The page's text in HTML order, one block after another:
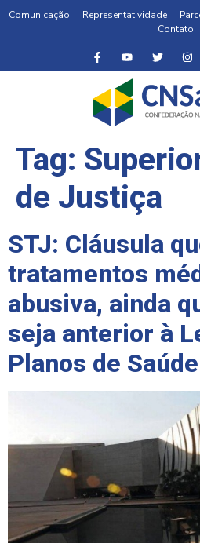
Comunicação Representatividade
Contato
Tag:
de Justiça
STJ: Cláusula
tratamentos
abusiva, ainda
seja anterior à
Planos de Saúde